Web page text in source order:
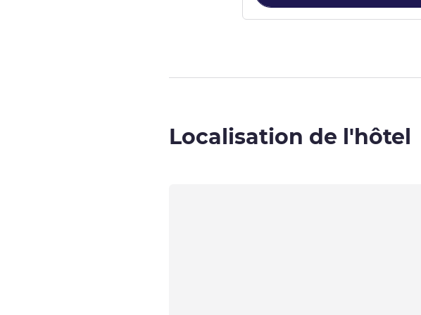
Localisation de l'hôtel